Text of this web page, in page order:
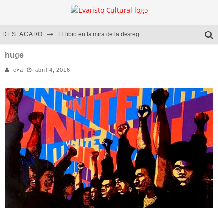
DESTACADO El libro en la mira de la desregulación
Diego Meret | Hotel Acapulco
Alejandra Correa | La nieve
huge
eva abril 4, 2016